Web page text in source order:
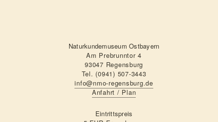
Naturkundemuseum Ostbayern
Am Prebrunntor 4
93047 Regensburg
Tel. (0941) 507-3443
info@nmo-regensburg.de
Anfahrt / Plan
Eintrittspreis